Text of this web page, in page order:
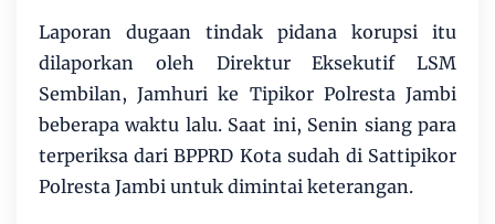
Laporan dugaan tindak pidana korupsi itu
dilaporkan oleh Direktur Eksekutif LSM
Sembilan, Jamhuri ke Tipikor Polresta Jambi
beberapa waktu lalu. Saat ini, Senin siang para
terperiksa dari BPPRD Kota sudah di Sattipikor
Polresta Jambi untuk dimintai keterangan.